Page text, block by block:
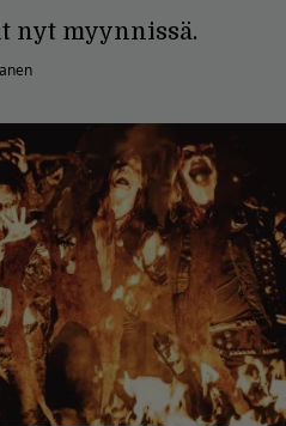
nyt myynnissä.